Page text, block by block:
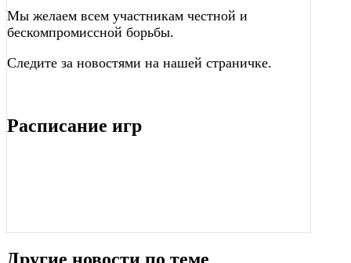
Мы желаем всем участникам честной и
бескомпромиссной борьбы.
Следите за новостями на нашей страничке.
Расписание игр